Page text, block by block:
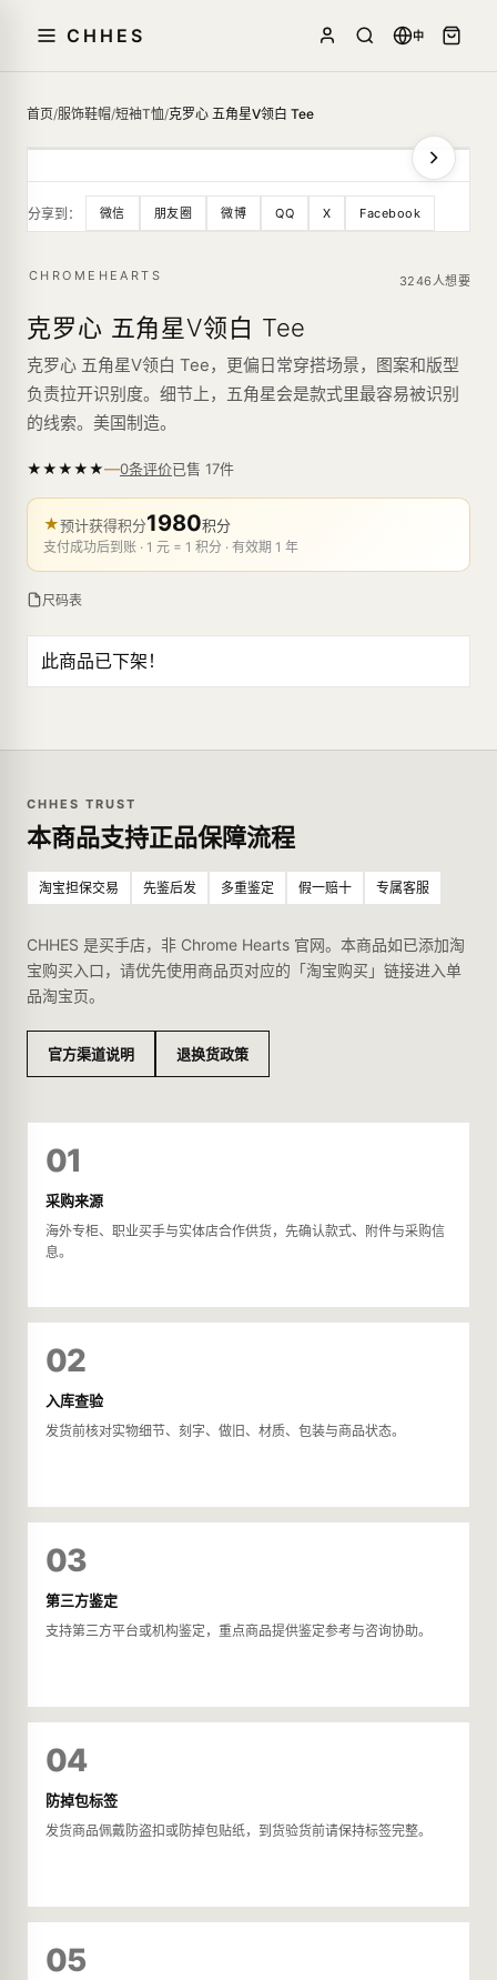
CHHES 中
首页/服饰鞋帽/短袖T恤/克罗心 五角星V领白 Tee
分享到： 微信 朋友圈 微博 QQ X Facebook
CHROMEHEARTS 3246人想要
克罗心 五角星V领白 Tee
克罗心 五角星V领白 Tee，更偏日常穿搭场景，图案和版型
负责拉开识别度。细节上，五角星会是款式里最容易被识别
的线索。美国制造。
★★★★★—0条评价已售 17件
★预计获得积分1980积分
支付成功后到账 · 1 元 = 1 积分 · 有效期 1 年
尺码表
此商品已下架！
CHHES TRUST
本商品支持正品保障流程
淘宝担保交易 先鉴后发 多重鉴定 假一赔十 专属客服
CHHES 是买手店，非 Chrome Hearts 官网。本商品如已添加淘
宝购买入口，请优先使用商品页对应的「淘宝购买」链接进入单
品淘宝页。
官方渠道说明 退换货政策
01
采购来源
海外专柜、职业买手与实体店合作供货，先确认款式、附件与采购信
息。
02
入库查验
发货前核对实物细节、刻字、做旧、材质、包装与商品状态。
03
第三方鉴定
支持第三方平台或机构鉴定，重点商品提供鉴定参考与咨询协助。
04
防掉包标签
发货商品佩戴防盗扣或防掉包贴纸，到货验货前请保持标签完整。
05